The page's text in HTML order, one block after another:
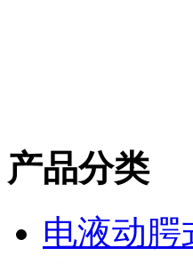
产品分类
电液动腭